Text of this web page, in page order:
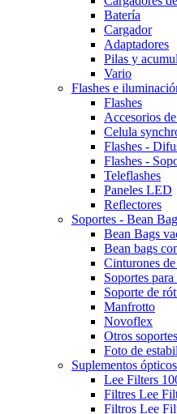
Batería
Cargador
Adaptadores
Pilas y
Vario
Flashes e
Flashes
Accesorios
Celula
Flashes -
Flashes -
Teleflashes
Paneles LED
Reflectores
Soportes - Bean
Bean Bags
Bean bags
Cinturones
Soportes
Soporte de
Manfrotto
Novoflex
Otros soportes
Foto de
Suplementos ópticos
Lee Filters
Filtres Lee
Filtros Lee